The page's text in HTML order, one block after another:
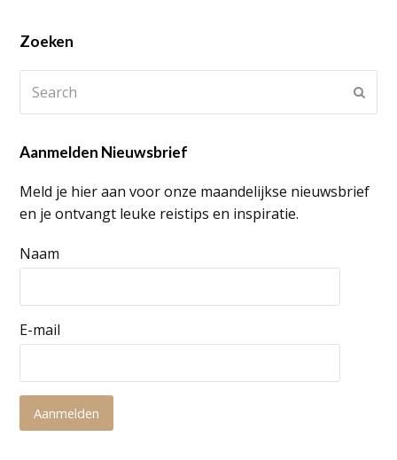
Zoeken
Aanmelden Nieuwsbrief
Meld je hier aan voor onze maandelijkse nieuwsbrief
en je ontvangt leuke reistips en inspiratie.
Naam
E-mail